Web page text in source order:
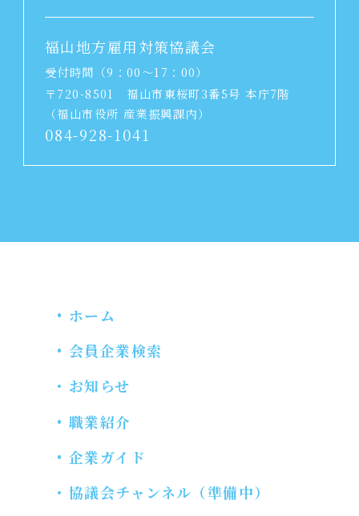
福山地方雇用対策協議会
受付時間（9：00～17：00）
〒720-8501 福山市東桜町3番5号 本庁7階
（福山市役所 産業振興課内）
084-928-1041
ホーム
会員企業検索
お知らせ
職業紹介
企業ガイド
協議会チャンネル（準備中）